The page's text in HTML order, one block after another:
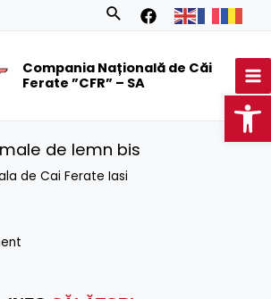
Search
Compania Națională de Căi
Ferate ”CFR” – SA
de lemn bis
de Cai Ferate Iasi